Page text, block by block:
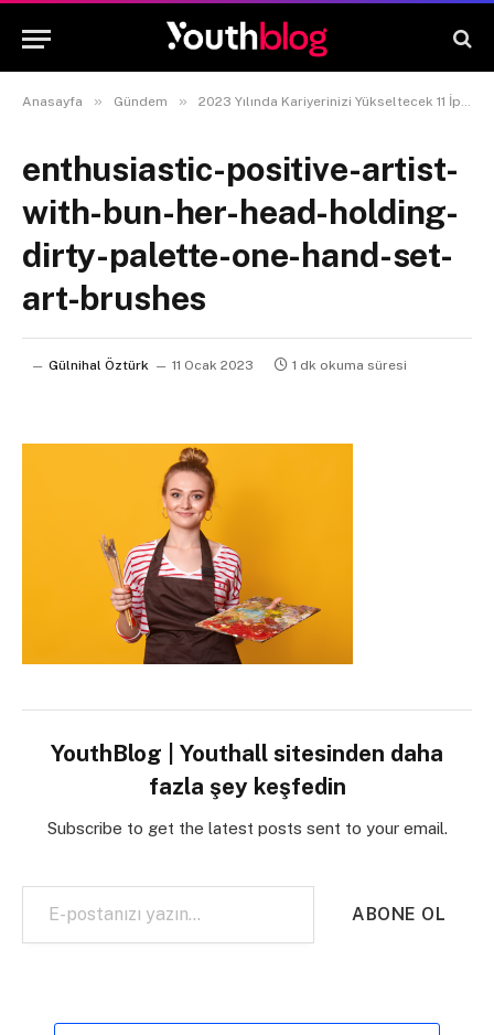
Anasayfa » Gündem » 2023 Yılında Kariyerinizi Yükseltecek 11 İpucu
enthusiastic-positive-artist-
with-bun-her-head-holding-
dirty-palette-one-hand-set-
art-brushes
Gülnihal Öztürk 11 Ocak 2023 1 dk okuma süresi
YouthBlog | Youthall sitesinden daha
fazla şey keşfedin
Subscribe to get the latest posts sent to your email.
E-postanızı yazın…
ABONE OL